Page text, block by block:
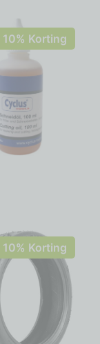
10% Korting
10% Korting